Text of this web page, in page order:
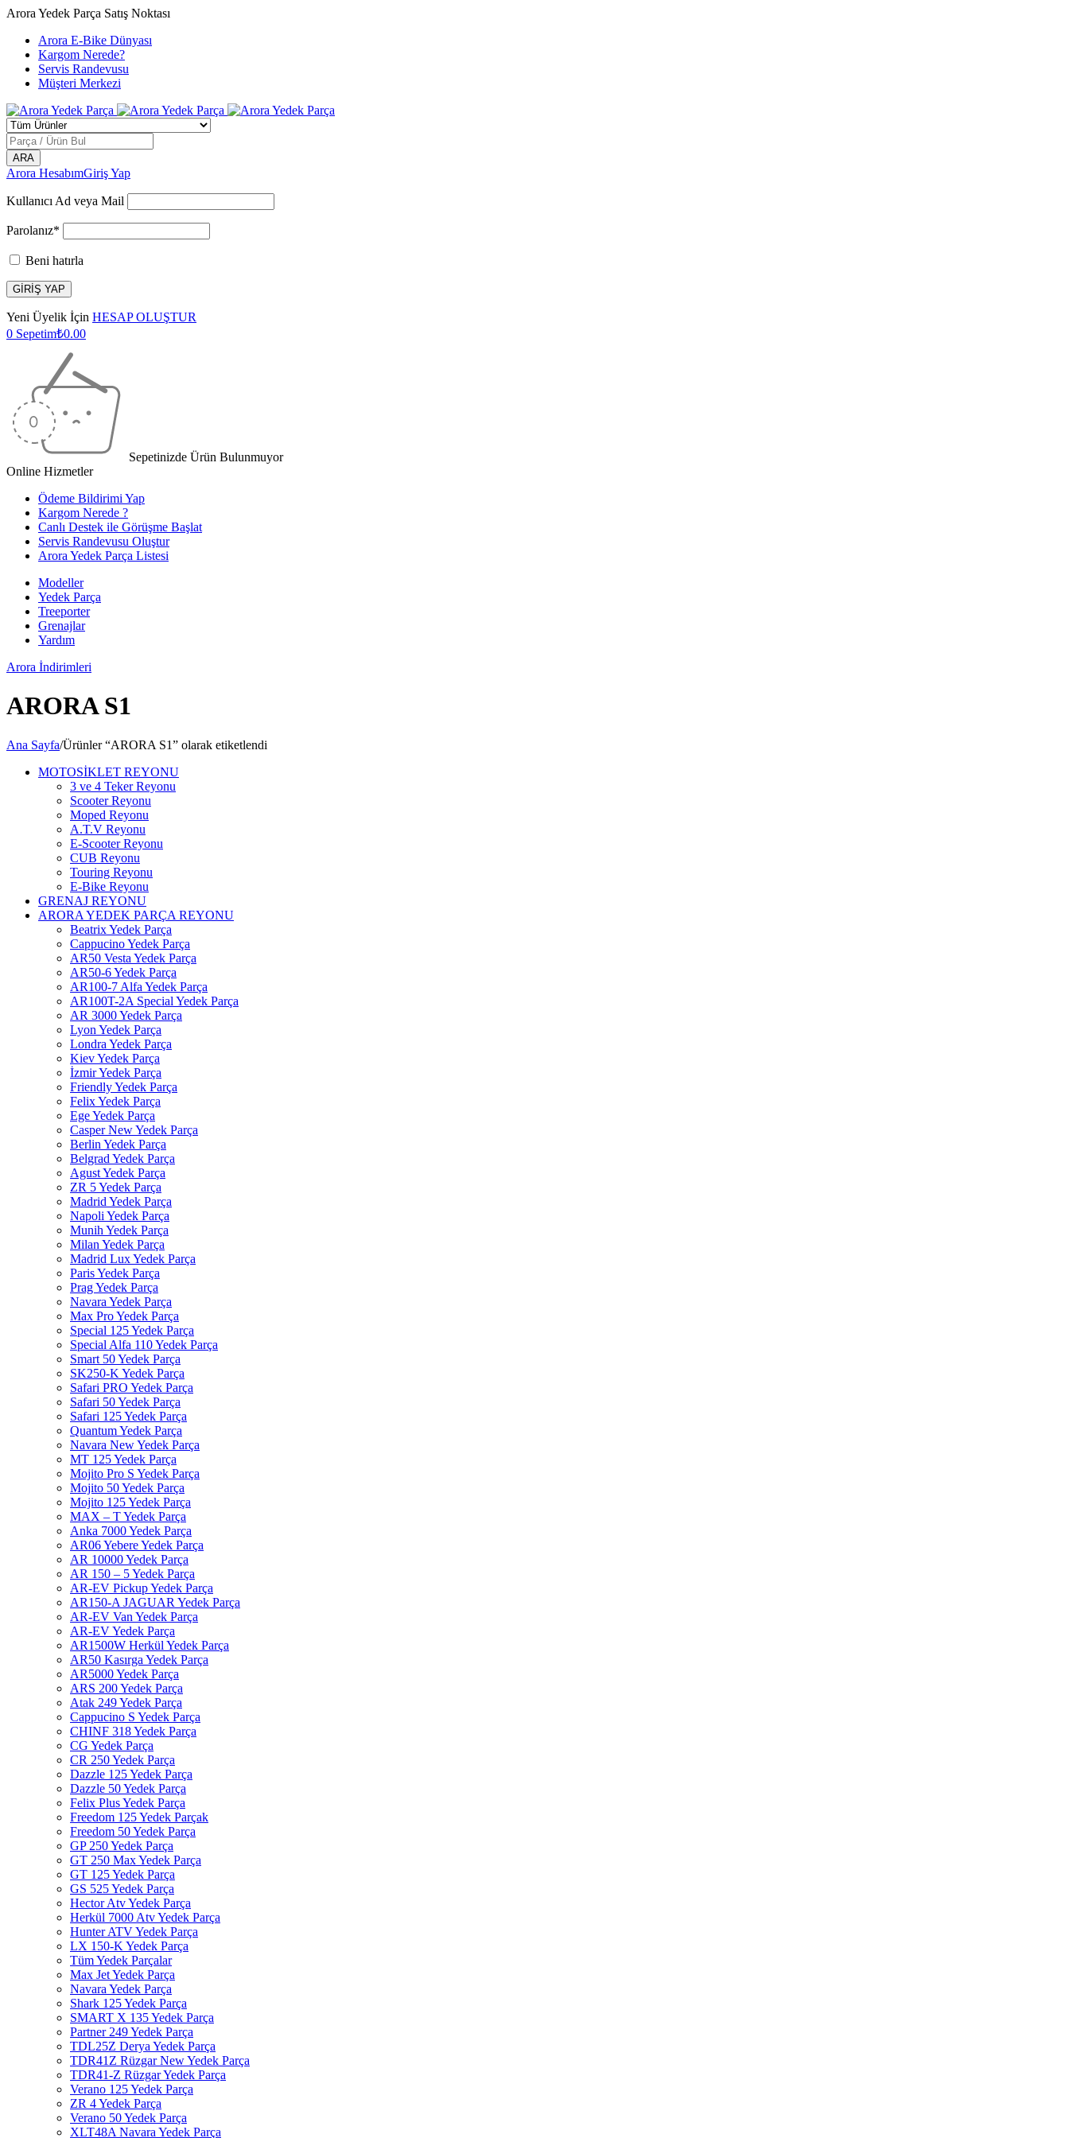
Arora Yedek Parça Satış Noktası
Arora E-Bike Dünyası
Kargom Nerede?
Servis Randevusu
Müşteri Merkezi
Arora HesabımGiriş Yap
Kullanıcı Ad veya Mail
Parolanız*
Beni hatırla
Yeni Üyelik İçin HESAP OLUŞTUR
0 Sepetim₺0.00
Sepetinizde Ürün Bulunmuyor
Online Hizmetler
Ödeme Bildirimi Yap
Kargom Nerede ?
Canlı Destek ile Görüşme Başlat
Servis Randevusu Oluştur
Arora Yedek Parça Listesi
Modeller
Yedek Parça
Treeporter
Grenajlar
Yardım
Arora İndirimleri
ARORA S1
Ana Sayfa/Ürünler “ARORA S1” olarak etiketlendi
MOTOSİKLET REYONU
3 ve 4 Teker Reyonu
Scooter Reyonu
Moped Reyonu
A.T.V Reyonu
E-Scooter Reyonu
CUB Reyonu
Touring Reyonu
E-Bike Reyonu
GRENAJ REYONU
ARORA YEDEK PARÇA REYONU
Beatrix Yedek Parça
Cappucino Yedek Parça
AR50 Vesta Yedek Parça
AR50-6 Yedek Parça
AR100-7 Alfa Yedek Parça
AR100T-2A Special Yedek Parça
AR 3000 Yedek Parça
Lyon Yedek Parça
Londra Yedek Parça
Kiev Yedek Parça
İzmir Yedek Parça
Friendly Yedek Parça
Felix Yedek Parça
Ege Yedek Parça
Casper New Yedek Parça
Berlin Yedek Parça
Belgrad Yedek Parça
Agust Yedek Parça
ZR 5 Yedek Parça
Madrid Yedek Parça
Napoli Yedek Parça
Munih Yedek Parça
Milan Yedek Parça
Madrid Lux Yedek Parça
Paris Yedek Parça
Prag Yedek Parça
Navara Yedek Parça
Max Pro Yedek Parça
Special 125 Yedek Parça
Special Alfa 110 Yedek Parça
Smart 50 Yedek Parça
SK250-K Yedek Parça
Safari PRO Yedek Parça
Safari 50 Yedek Parça
Safari 125 Yedek Parça
Quantum Yedek Parça
Navara New Yedek Parça
MT 125 Yedek Parça
Mojito Pro S Yedek Parça
Mojito 50 Yedek Parça
Mojito 125 Yedek Parça
MAX – T Yedek Parça
Anka 7000 Yedek Parça
AR06 Yebere Yedek Parça
AR 10000 Yedek Parça
AR 150 – 5 Yedek Parça
AR-EV Pickup Yedek Parça
AR150-A JAGUAR Yedek Parça
AR-EV Van Yedek Parça
AR-EV Yedek Parça
AR1500W Herkül Yedek Parça
AR50 Kasırga Yedek Parça
AR5000 Yedek Parça
ARS 200 Yedek Parça
Atak 249 Yedek Parça
Cappucino S Yedek Parça
CHINF 318 Yedek Parça
CG Yedek Parça
CR 250 Yedek Parça
Dazzle 125 Yedek Parça
Dazzle 50 Yedek Parça
Felix Plus Yedek Parça
Freedom 125 Yedek Parçak
Freedom 50 Yedek Parça
GP 250 Yedek Parça
GT 250 Max Yedek Parça
GT 125 Yedek Parça
GS 525 Yedek Parça
Hector Atv Yedek Parça
Herkül 7000 Atv Yedek Parça
Hunter ATV Yedek Parça
LX 150-K Yedek Parça
Tüm Yedek Parçalar
Max Jet Yedek Parça
Navara Yedek Parça
Shark 125 Yedek Parça
SMART X 135 Yedek Parça
Partner 249 Yedek Parça
TDL25Z Derya Yedek Parça
TDR41Z Rüzgar New Yedek Parça
TDR41-Z Rüzgar Yedek Parça
Verano 125 Yedek Parça
ZR 4 Yedek Parça
Verano 50 Yedek Parça
XLT48A Navara Yedek Parça